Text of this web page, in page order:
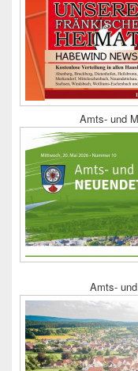
Amts- und
Amts-